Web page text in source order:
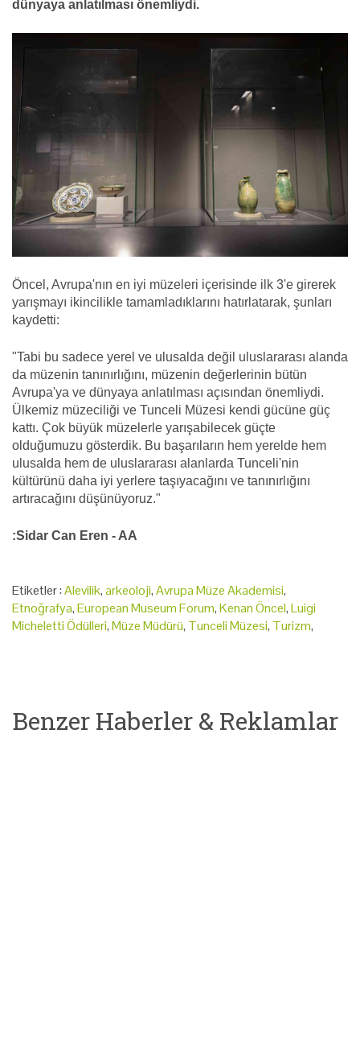
dünyaya anlatılması önemliydi.
Öncel, Avrupa'nın en iyi müzeleri içerisinde ilk 3'e girerek
yarışmayı ikincilikle tamamladıklarını hatırlatarak, şunları
kaydetti:
"Tabi bu sadece yerel ve ulusalda değil uluslararası alanda
da müzenin tanınırlığını, müzenin değerlerinin bütün
Avrupa'ya ve dünyaya anlatılması açısından önemliydi.
Ülkemiz müzeciliği ve Tunceli Müzesi kendi gücüne güç
kattı. Çok büyük müzelerle yarışabilecek güçte
olduğumuzu gösterdik. Bu başarıların hem yerelde hem
ulusalda hem de uluslararası alanlarda Tunceli'nin
kültürünü daha iyi yerlere taşıyacağını ve tanınırlığını
artıracağını düşünüyoruz."
:Sidar Can Eren - AA
Etiketler :Alevilik,arkeoloji,Avrupa Müze Akademisi,
Etnoğrafya,European Museum Forum,Kenan Öncel,Luigi
Micheletti Ödülleri,Müze Müdürü, Tunceli Müzesi, Turizm,
Benzer Haberler & Reklamlar